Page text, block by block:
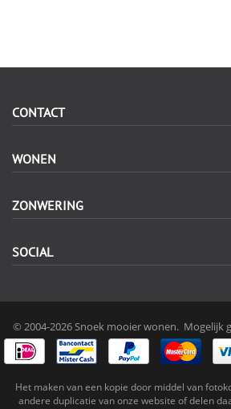
CONTACT
WONEN
ZONWERING
SOCIAL
© 2004-2026 Snoek mooier wonen. Mogelijk
Het maken van een kopie door middel van
andere duplicatie van onze website of delen